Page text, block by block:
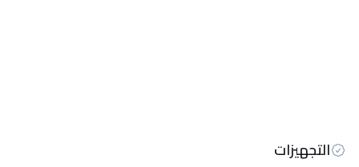
التجهيزات